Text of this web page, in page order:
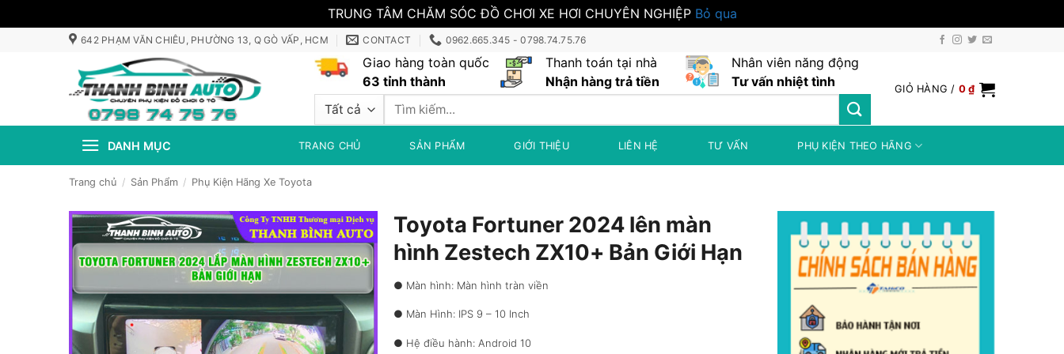
TRUNG TÂM CHĂM SÓC ĐỒ CHƠI XE HƠI CHUYÊN NGHIỆP Bỏ qua
642 PHẠM VĂN CHIÊU, PHƯỜNG 13, Q GÒ VẤP, HCM CONTACT 0962.665.345 - 0798.74.75.76
Giao hàng toàn quốc
63 tỉnh thành
Thanh toán tại nhà
Nhận hàng trả tiền
Nhân viên năng động
Tư vấn nhiệt tình
Tìm
GIỎ HÀNG / 0₫
DANH MỤC TRANG CHỦ SẢN PHẨM GIỚI THIỆU LIÊN HỆ TƯ VẤN PHỤ KIỆN THEO HÃNG
Trang chủ / Sản Phẩm / Phụ Kiện Hãng Xe Toyota
Toyota Fortuner 2024 lên màn
hình Zestech ZX10+ Bản Giới Hạn
● Màn hình: Màn hình tràn viền
● Màn Hình: IPS 9 – 10 Inch
● Hệ điều hành: Android 10